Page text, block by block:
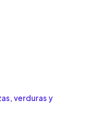
verduras y